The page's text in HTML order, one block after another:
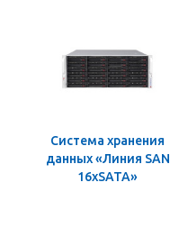
Система хранения
данных «Линия SAN
16хSATA»